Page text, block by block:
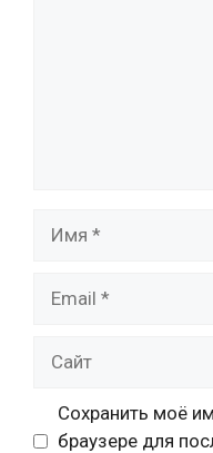
Сохранить моё
браузере для